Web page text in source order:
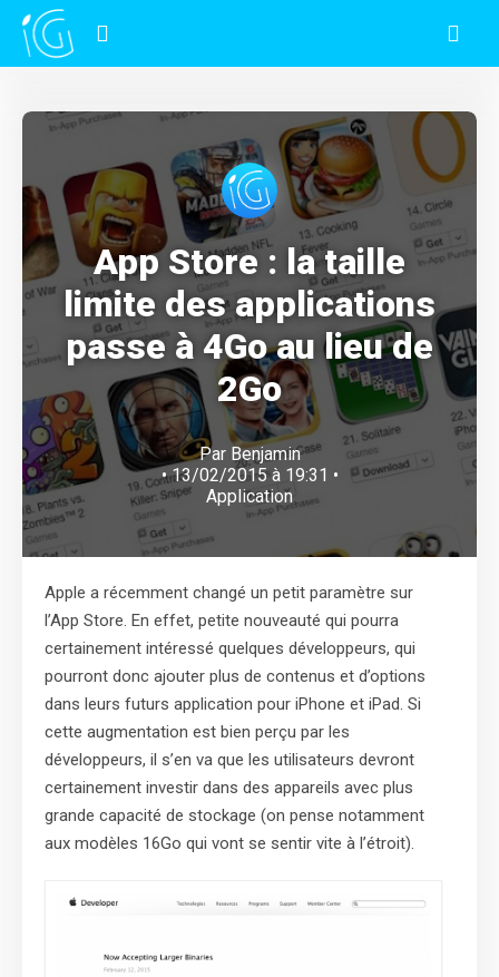
App Store : la taille
limite des applications
passe à 4Go au lieu de
2Go
Par Benjamin
• 13/02/2015 à 19:31 •
Application
Apple a récemment changé un petit paramètre sur
l’App Store. En effet, petite nouveauté qui pourra
certainement intéressé quelques développeurs, qui
pourront donc ajouter plus de contenus et d’options
dans leurs futurs application pour iPhone et iPad. Si
cette augmentation est bien perçu par les
développeurs, il s’en va que les utilisateurs devront
certainement investir dans des appareils avec plus
grande capacité de stockage (on pense notamment
aux modèles 16Go qui vont se sentir vite à l’étroit).